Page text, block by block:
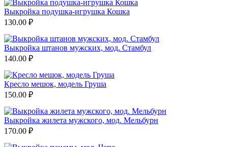
Выкройка подушка-игрушка Кошка
130.00 ₽
Выкройка штанов мужских, мод. Стамбул
140.00 ₽
Кресло мешок, модель Груша
150.00 ₽
Выкройка жилета мужского, мод. Мельбурн
170.00 ₽